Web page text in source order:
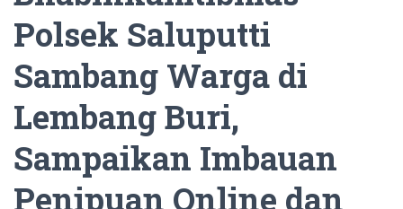
Polsek Saluputti
Sambang Warga di
Lembang Buri,
Sampaikan Imbauan
Penipuan Online dan